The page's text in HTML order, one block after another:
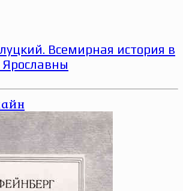
Всемирная история в